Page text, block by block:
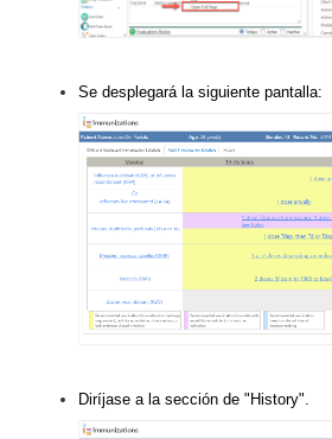
Se desplegará la siguiente pantalla:
Diríjase a la sección de "History".